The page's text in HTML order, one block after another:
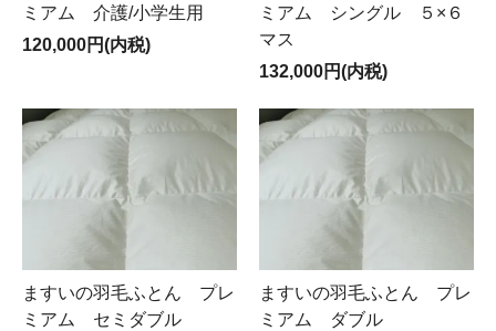
ミアム 介護/小学生用
120,000円(内税)
ミアム シングル ５×６
マス
132,000円(内税)
ますいの羽毛ふとん プレ
ミアム セミダブル
ますいの羽毛ふとん プレ
ミアム ダブル